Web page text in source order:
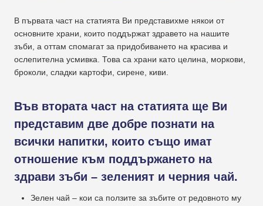
В първата част на статията Ви представихме някои от
основните храни, които поддържат здравето на нашите
зъби, а оттам спомагат за придобиването на красива и
ослепителна усмивка. Това са храни като целина, моркови,
броколи, сладки картофи, сирене, киви.
Във втората част на статията ще Ви
представим две добре познати на
всички напитки, които също имат
отношение към поддържането на
здрави зъби – зеленият и черния чай.
Зелен чай – кои са ползите за зъбите от редовното му